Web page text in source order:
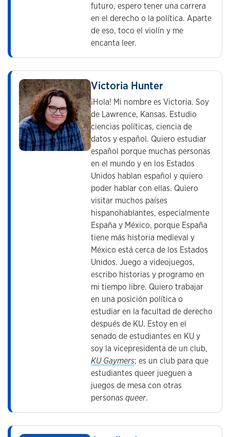
futuro, espero tener una carrera
en el derecho o la política. Aparte
de eso, toco el violín y me
encanta leer.
Victoria Hunter
¡Hola! Mi nombre es Victoria. Soy
de Lawrence, Kansas. Estudio
ciencias políticas, ciencia de
datos y español. Quiero estudiar
español porque muchas personas
en el mundo y en los Estados
Unidos hablan español y quiero
poder hablar con ellas. Quiero
visitar muchos países
hispanohablantes, especialmente
España y México, porque España
tiene más historia medieval y
México está cerca de los Estados
Unidos. Juego a videojuegos,
escribo historias y programo en
mi tiempo libre. Quiero trabajar
en una posición política o
estudiar en la facultad de derecho
después de KU. Estoy en el
senado de estudiantes en KU y
soy la vicepresidenta de un club,
KU Gaymers; es un club para que
estudiantes queer jueguen a
juegos de mesa con otras
personas queer.